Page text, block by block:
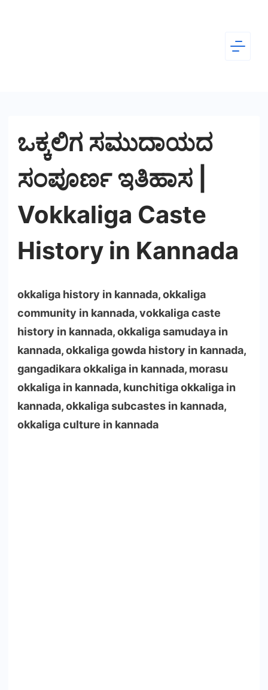
Kannada
ಒಕ್ಕಲಿಗ ಸಮುದಾಯದ
ಸಂಪೂರ್ಣ ಇತಿಹಾಸ |
Vokkaliga Caste
History in Kannada
okkaliga history in kannada, okkaliga
community in kannada, vokkaliga caste
history in kannada, okkaliga samudaya in
kannada, okkaliga gowda history in kannada,
gangadikara okkaliga in kannada, morasu
okkaliga in kannada, kunchitiga okkaliga in
kannada, okkaliga subcastes in kannada,
okkaliga culture in kannada